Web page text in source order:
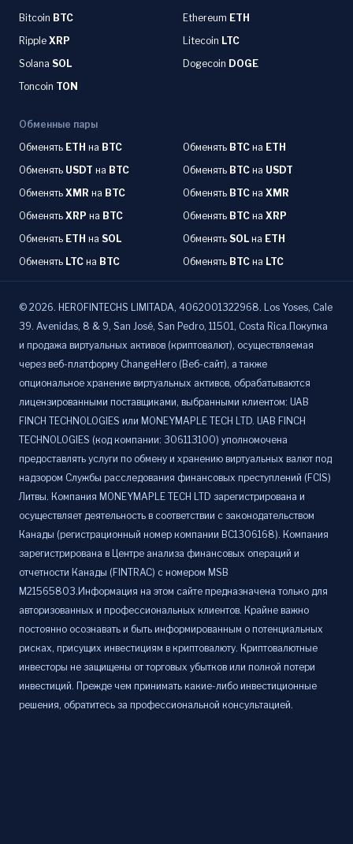
Bitcoin BTC Ethereum ETH
Ripple XRP Litecoin LTC
Solana SOL Dogecoin DOGE
Toncoin TON
Обменные пары
Обменять ETH на BTC Обменять BTC на ETH
Обменять USDT на BTC Обменять BTC на USDT
Обменять XMR на BTC Обменять BTC на XMR
Обменять XRP на BTC Обменять BTC на XRP
Обменять ETH на SOL Обменять SOL на ETH
Обменять LTC на BTC Обменять BTC на LTC
© 2026. HEROFINTECHS LIMITADA, 4062001322968. Los Yoses, Cale
39. Avenidas, 8 & 9, San José, San Pedro, 11501, Costa Rica.Покупка
и продажа виртуальных активов (криптовалют), осуществляемая
через веб-платформу ChangeHero (Веб-сайт), а также
опциональное хранение виртуальных активов, обрабатываются
лицензированными поставщиками, выбранными клиентом: UAB
FINCH TECHNOLOGIES или MONEYMAPLE TECH LTD. UAB FINCH
TECHNOLOGIES (код компании: 306113100) уполномочена
предоставлять услуги по обмену и хранению виртуальных валют под
надзором Службы расследования финансовых преступлений (FCIS)
Литвы. Компания MONEYMAPLE TECH LTD зарегистрирована и
осуществляет деятельность в соответствии с законодательством
Канады (регистрационный номер компании BC1306168). Компания
зарегистрирована в Центре анализа финансовых операций и
отчетности Канады (FINTRAC) с номером MSB
M21565803.Информация на этом сайте предназначена только для
авторизованных и профессиональных клиентов. Крайне важно
постоянно осознавать и быть информированным о потенциальных
рисках, присущих инвестициям в криптовалюту. Криптовалютные
инвесторы не защищены от торговых убытков или полной потери
инвестиций. Прежде чем принимать какие-либо инвестиционные
решения, обратитесь за профессиональной консультацией.